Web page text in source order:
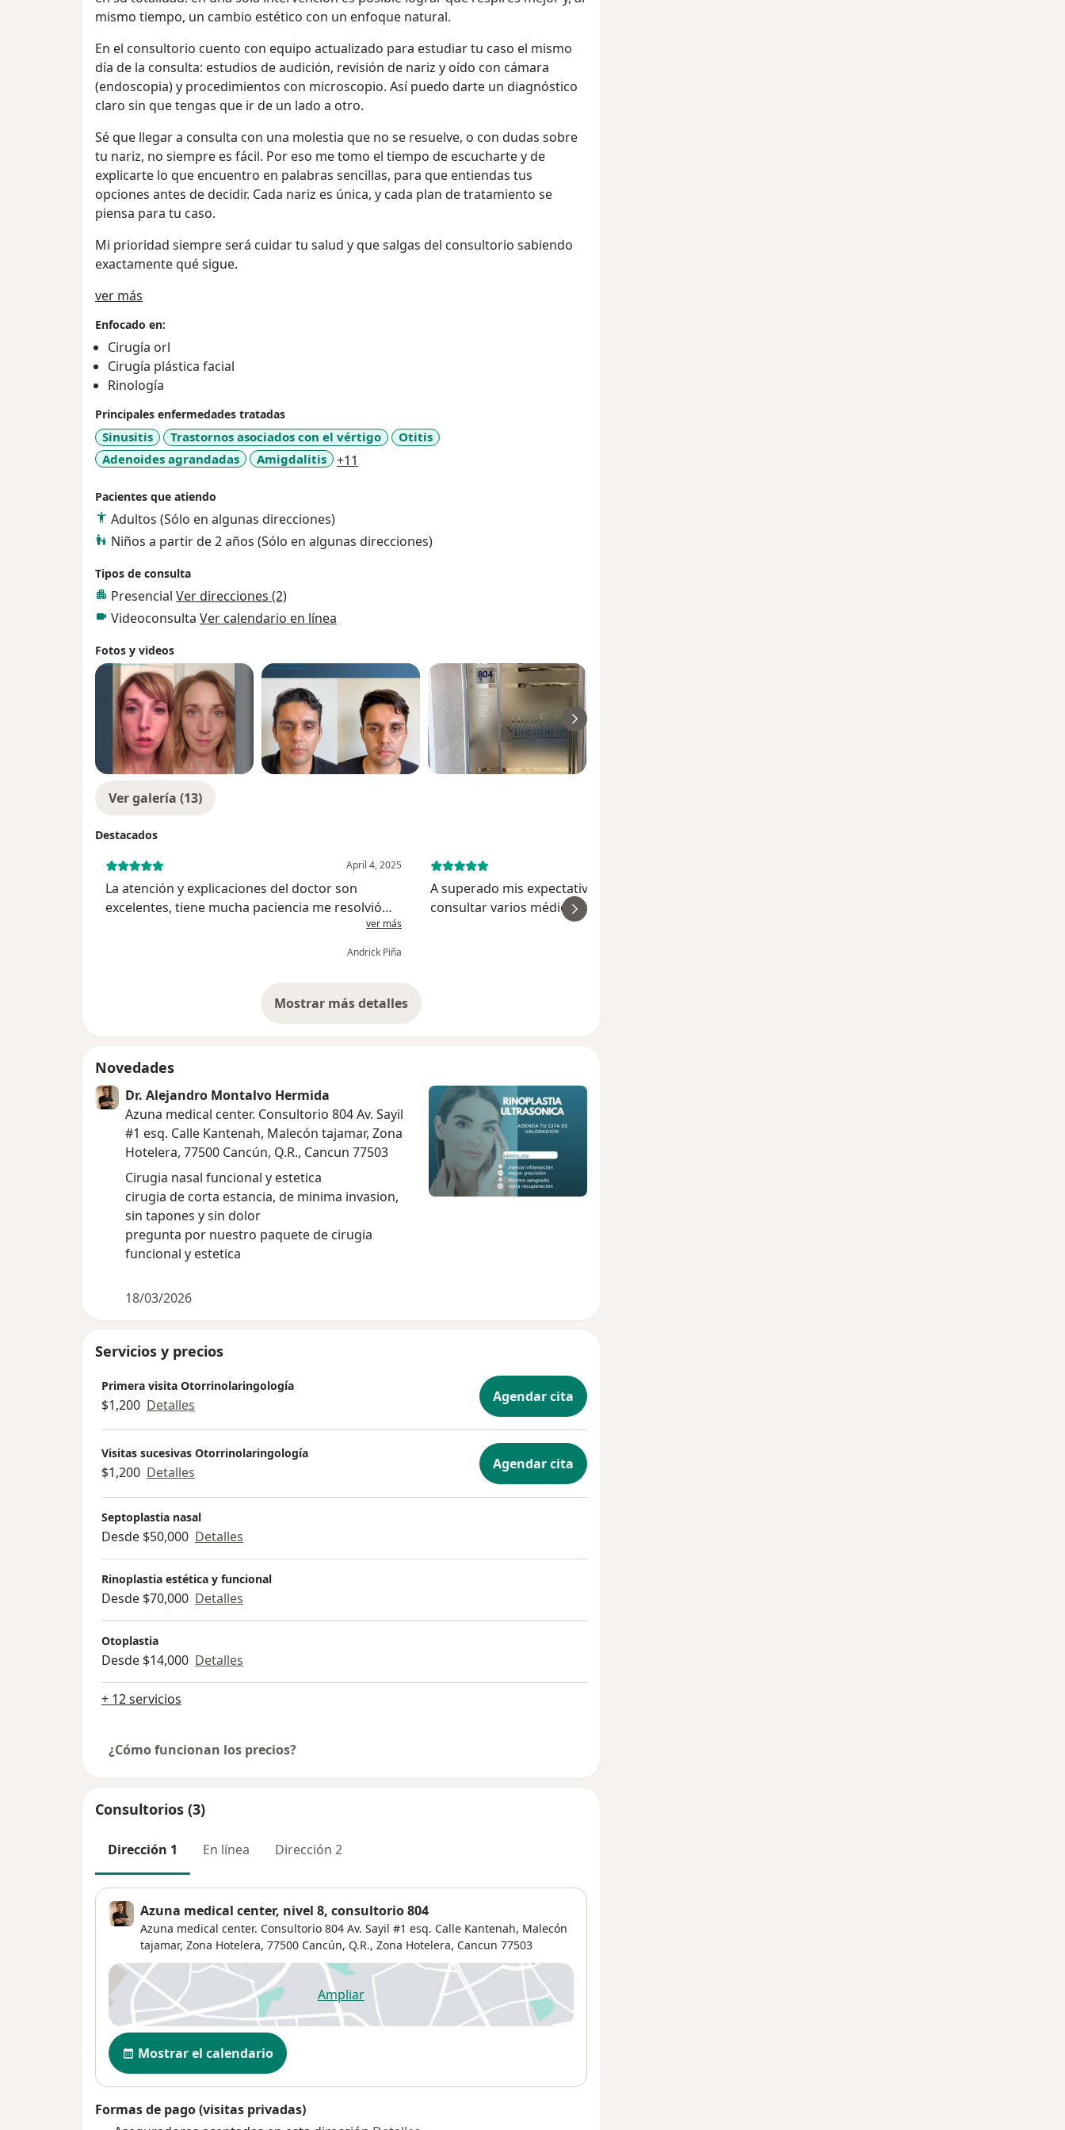
mismo tiempo, un cambio estético con un enfoque natural.
En el consultorio cuento con equipo actualizado para estudiar tu caso el mismo
día de la consulta: estudios de audición, revisión de nariz y oído con cámara
(endoscopia) y procedimientos con microscopio. Así puedo darte un diagnóstico
claro sin que tengas que ir de un lado a otro.
Sé que llegar a consulta con una molestia que no se resuelve, o con dudas sobre
tu nariz, no siempre es fácil. Por eso me tomo el tiempo de escucharte y de
explicarte lo que encuentro en palabras sencillas, para que entiendas tus
opciones antes de decidir. Cada nariz es única, y cada plan de tratamiento se
piensa para tu caso.
Mi prioridad siempre será cuidar tu salud y que salgas del consultorio sabiendo
exactamente qué sigue.
ver más
Enfocado en:
Cirugía orl
Cirugía plástica facial
Rinología
Principales enfermedades tratadas
Sinusitis Trastornos asociados con el vértigo
Otitis
Adenoides agrandadas
Amigdalitis +11
Pacientes que atiendo
Adultos (Sólo en algunas direcciones)
Niños a partir de 2 años (Sólo en algunas direcciones)
Tipos de consulta
Presencial Ver direcciones (2)
Videoconsulta Ver calendario en línea
Fotos y videos
Ver galería (13)
Destacados
April 4, 2025
La atención y explicaciones del doctor son
excelentes, tiene mucha paciencia me resolvió
todas las dudas, el proceso fue sumamentever más
Andrick Piña
A superado mis expectativas, después de
consultar varios médicos nadie me daba algo
certero de mi niño hasta que llegue con el dr.
Mostrar más detalles
sobre la experiencia
Novedades
Dr. Alejandro Montalvo Hermida
Azuna medical center. Consultorio 804 Av. Sayil
#1 esq. Calle Kantenah, Malecón tajamar, Zona
Hotelera, 77500 Cancún, Q.R., Cancun 77503
Cirugia nasal funcional y estetica
cirugia de corta estancia, de minima invasion,
sin tapones y sin dolor
pregunta por nuestro paquete de cirugia
funcional y estetica
18/03/2026
Servicios y precios
Primera visita Otorrinolaringología
$1,200 Detalles Agendar cita
Visitas sucesivas Otorrinolaringología
$1,200 Detalles Agendar cita
Septoplastia nasal
Desde $50,000 Detalles
Rinoplastia estética y funcional
Desde $70,000 Detalles
Otoplastia
Desde $14,000 Detalles
+ 12 servicios
¿Cómo funcionan los precios?
Consultorios (3)
Dirección 1 En línea Dirección 2
Azuna medical center, nivel 8, consultorio 804
Azuna medical center. Consultorio 804 Av. Sayil #1 esq. Calle Kantenah, Malecón
tajamar, Zona Hotelera, 77500 Cancún, Q.R., Zona Hotelera, Cancun 77503
Ampliarse abre en una nueva pestaña
Disponibilidad
Mostrar el calendario
Formas de pago (visitas privadas)